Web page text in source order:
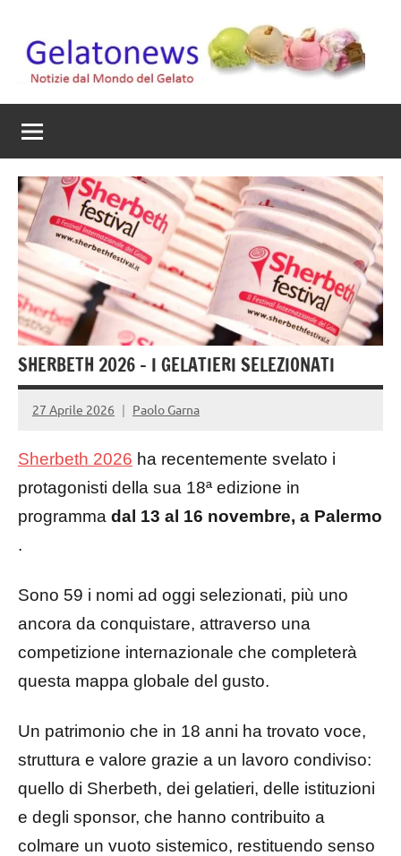
contenuto
Gelato
News
mondo
del
gelato
artigianale
SHERBETH 2026 – I GELATIERI SELEZIONATI
27 Aprile 2026 Paolo Garna
Sherbeth 2026 ha recentemente svelato i
protagonisti della sua 18ª edizione in
programma dal 13 al 16 novembre, a Palermo
.
Sono 59 i nomi ad oggi selezionati, più uno
ancora da conquistare, attraverso una
competizione internazionale che completerà
questa mappa globale del gusto.
Un patrimonio che in 18 anni ha trovato voce,
struttura e valore grazie a un lavoro condiviso:
quello di Sherbeth, dei gelatieri, delle istituzioni
e degli sponsor, che hanno contribuito a
colmare un vuoto sistemico, restituendo senso